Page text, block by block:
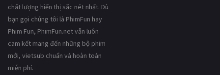
chất lượng hiển thị sắc nét nhất. Dù
bạn gọi chúng tôi là PhimFun hay
Phim Fun, PhimFun.net vẫn luôn
cam kết mang đến những bộ phim
mới, vietsub chuẩn và hoàn toàn
miễn phí.